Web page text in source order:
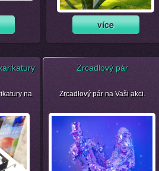
na
Zrcadlový pár
Zrcadlový pár na Vaši akci.